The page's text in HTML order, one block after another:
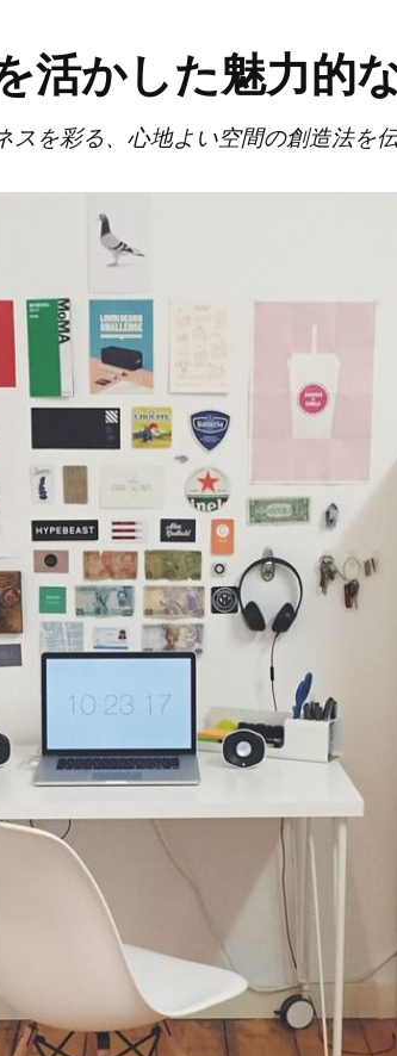
活かした魅力的
スを彩る、心地よい空間の創造法を